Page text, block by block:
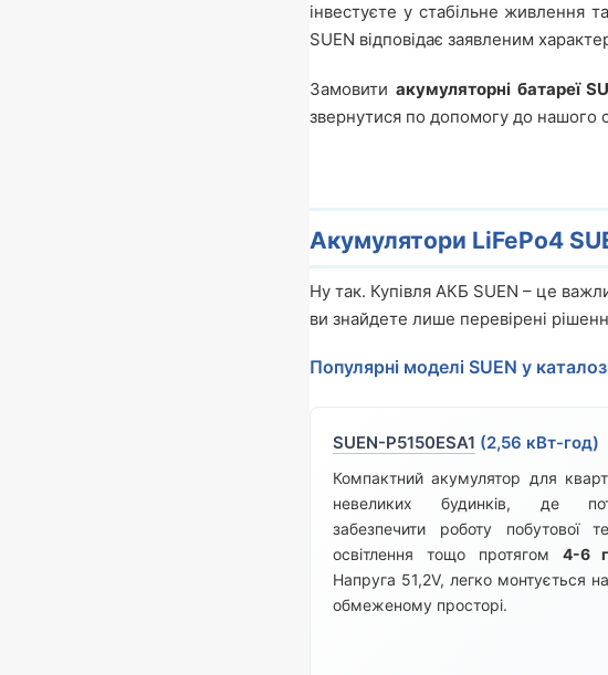
інвестуєте у стабільне
SUEN відповідає заявленим
Замовити акумуляторні батареї
звернутися по допомогу до нашого
Акумулятори LiFePo4
Ну так. Купівля АКБ SUEN – це
ви знайдете лише перевірені
Популярні моделі SUEN у
SUEN-P5150ESA1 (2,56 кВт-год)
Компактний акумулятор для
невеликих будинків, де
забезпечити роботу побутової
освітлення тощо протягом 4-6
Напруга 51,2V, легко монтується
обмеженому просторі.